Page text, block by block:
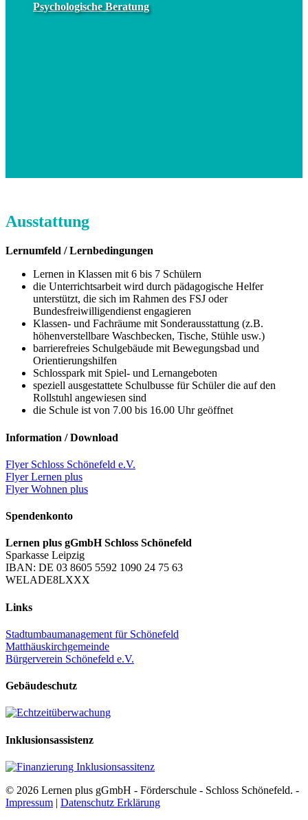
Psychologische Beratung
Ausstattung
Lernumfeld / Lernbedingungen
Lernen in Klassen mit 6 bis 7 Schülern
die Unterrichtsarbeit wird durch pädagogische Helfer
unterstützt, die sich im Rahmen des FSJ oder
Bundesfreiwilligendienst engagieren
Klassen- und Fachräume mit Sonderausstattung (z.B.
höhenverstellbare Waschbecken, Tische, Stühle usw.)
barrierefreies Schulgebäude mit Bewegungsbad und
Orientierungshilfen
Schlosspark mit Spiel- und Lernangeboten
speziell ausgestattete Schulbusse für Schüler die auf den
Rollstuhl angewiesen sind
die Schule ist von 7.00 bis 16.00 Uhr geöffnet
Information / Download
Flyer Schloss Schönefeld e.V.
Flyer Lernen plus
Flyer Wohnen plus
Spendenkonto
Lernen plus gGmbH Schloss Schönefeld
Sparkasse Leipzig
IBAN: DE 03 8605 5592 1090 24 75 63
WELADE8LXXX
Links
Stadtumbaumanagement für Schönefeld
Matthäuskirchgemeinde
Bürgerverein Schönefeld e.V.
Gebäudeschutz
Inklusionsassistenz
© 2026 Lernen plus gGmbH - Förderschule - Schloss Schönefeld. -
Impressum | Datenschutz Erklärung